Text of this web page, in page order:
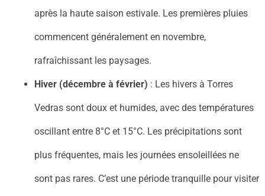
après la haute saison estivale. Les premières pluies
commencent généralement en novembre,
rafraîchissant les paysages.
Hiver (décembre à février) : Les hivers à Torres
Vedras sont doux et humides, avec des températures
oscillant entre 8°C et 15°C. Les précipitations sont
plus fréquentes, mais les journées ensoleillées ne
sont pas rares. C’est une période tranquille pour visiter